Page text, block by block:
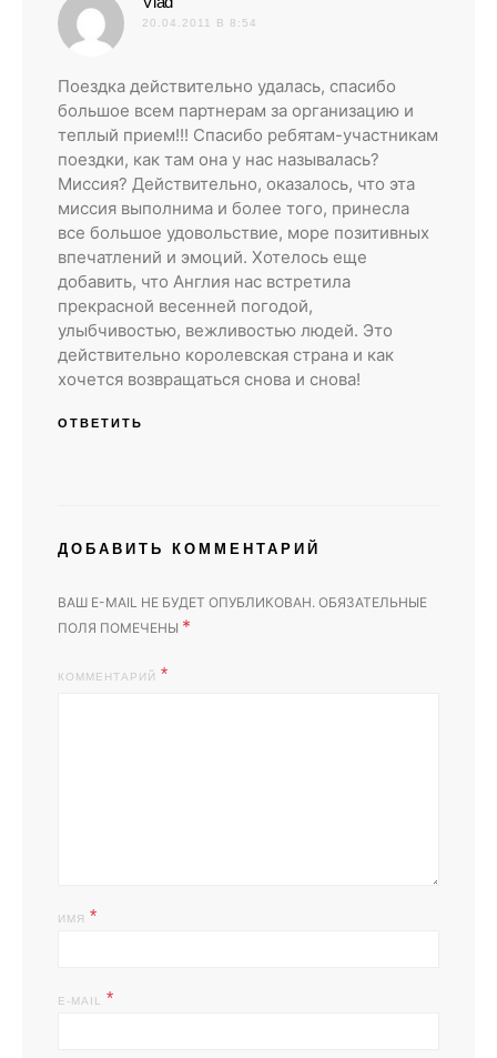
20.04.2011 В 8:54
Поездка действительно удалась, спасибо
большое всем партнерам за организацию и
теплый прием!!! Спасибо ребятам-участникам
поездки, как там она у нас называлась?
Миссия? Действительно, оказалось, что эта
миссия выполнима и более того, принесла
все большое удовольствие, море позитивных
впечатлений и эмоций. Хотелось еще
добавить, что Англия нас встретила
прекрасной весенней погодой,
улыбчивостью, вежливостью людей. Это
действительно королевская страна и как
хочется возвращаться снова и снова!
ОТВЕТИТЬ
ДОБАВИТЬ КОММЕНТАРИЙ
ВАШ E-MAIL НЕ БУДЕТ ОПУБЛИКОВАН. ОБЯЗАТЕЛЬНЫЕ
ПОЛЯ ПОМЕЧЕНЫ *
КОММЕНТАРИЙ
ИМЯ *
E-MAIL *